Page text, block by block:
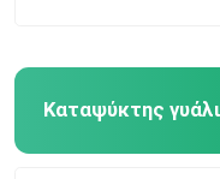
Καταψύκτης